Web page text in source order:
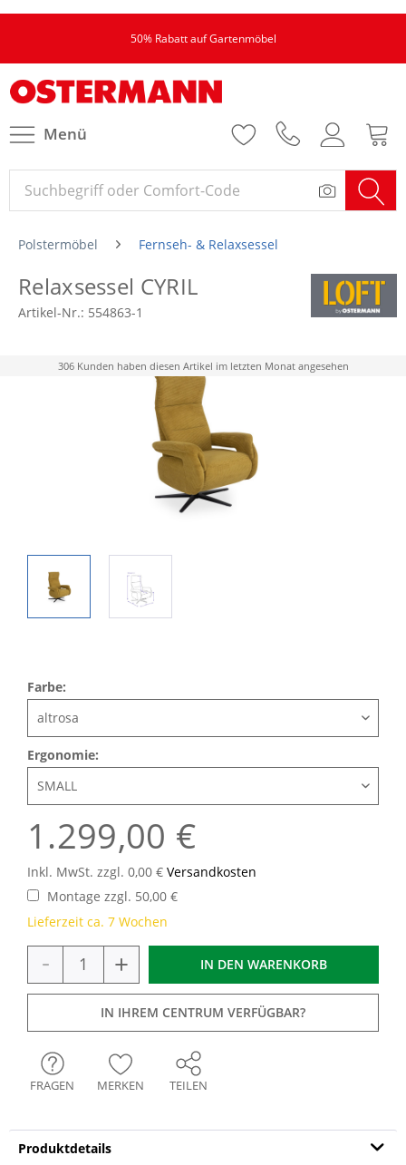
50% Rabatt auf Gartenmöbel
Menü
Polstermöbel Fernseh- & Relaxsessel
Relaxsessel CYRIL
Artikel-Nr.: 554863-1
306 Kunden haben diesen Artikel im letzten Monat angesehen
1.299,00 €
Inkl. MwSt. zzgl. 0,00 € Versandkosten
Lieferzeit ca. 7 Wochen
Montage zzgl. 50,00 €
Farbe:
Ergonomie:
- + IN DEN WARENKORB
IN IHREM CENTRUM VERFÜGBAR?
FRAGEN MERKEN TEILEN
Produktdetails